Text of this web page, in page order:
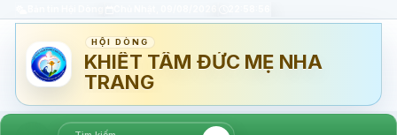
HỘI DÒNG
KHIẾT TÂM ĐỨC MẸ NHA
TRANG